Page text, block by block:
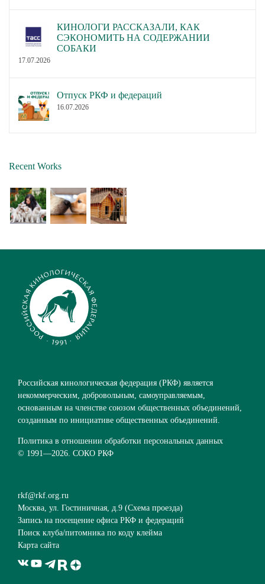
КИНОЛОГИ РАССКАЗАЛИ, КАК
СЭКОНОМИТЬ НА СОДЕРЖАНИИ
СОБАКИ
17.07.2026
Отпуск РКФ и федераций
16.07.2026
Recent Works
Российская кинологическая федерация (РКФ) является
некоммерческим, добровольным, самоуправляемым,
основанным на членстве союзом общественных объединений,
созданным по инициативе общественных объединений.
Политика в отношении обработки персональных данных
© 1991—2026. СОКО РКФ
rkf@rkf.org.ru
Москва, ул. Гостиничная, д.9 (Схема проезда)
Запись на посещение офиса РКФ и федераций
Поиск клуба/питомника по коду клейма
Карта сайта